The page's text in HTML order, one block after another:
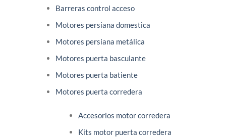
Barreras control acceso
Motores persiana domestica
Motores persiana metálica
Motores puerta basculante
Motores puerta batiente
Motores puerta corredera
Accesorios motor corredera
Kits motor puerta corredera